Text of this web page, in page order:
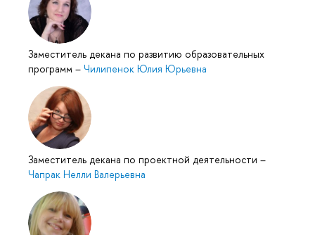
Заместитель декана по развитию образовательных
программ – Чилипенок Юлия Юрьевна
Заместитель декана по проектной деятельности –
Чапрак Нелли Валерьевна